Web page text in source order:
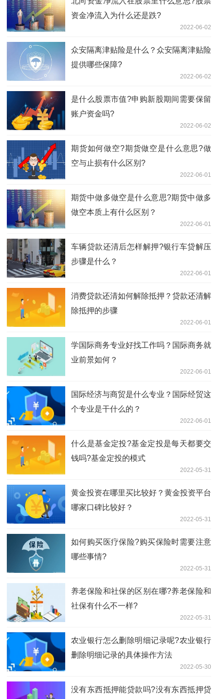
资金净流入为什么还是跌?
2022-06-02
​众安隔离津贴险是什么？众安隔离津贴险
提供哪些保障?
2022-06-02
是什么股票市值?申购新股期间需要保留
账户资金吗?
2022-06-02
期货如何做空?期货做空是什么意思?做
空与止损有什么区别?
2022-06-01
期货中做多做空是什么意思?期货中做多
做空本质上有什么区别？
2022-06-01
车辆贷款还清后怎样解押?银行车贷解压
步骤是什么？
2022-06-01
消费贷款还清如何解除抵押？贷款还清解
除抵押的步骤
2022-06-01
学国际商务专业好找工作吗？国际商务就
业前景如何？
2022-06-01
国际经济与商贸是什么专业？国际经贸这
个专业是干什么的？
2022-06-01
什么是基金定投?基金定投是每天都要交
钱吗?基金定投的模式
2022-05-31
黄金投资在哪里买比较好？黄金投资平台
哪家口碑比较好？
2022-05-31
如何购买医疗保险?购买保险时需要注意
哪些事情?
2022-05-31
养老保险和社保的区别在哪?养老保险和
社保有什么不一样?
2022-05-31
农业银行怎么删除明细记录呢?农业银行
删除明细记录的具体操作方法
2022-05-30
没有东西抵押能贷款吗?没有东西抵押贷